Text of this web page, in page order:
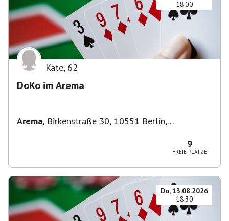
18:00
Kate, 62
DoKo im Arema
Arema, Birkenstraße 30, 10551 Berlin,
9
FREIE PLÄTZE
Do, 13.08.2026
18:30